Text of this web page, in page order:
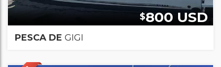
$800 USD
PESCA DE GIGI